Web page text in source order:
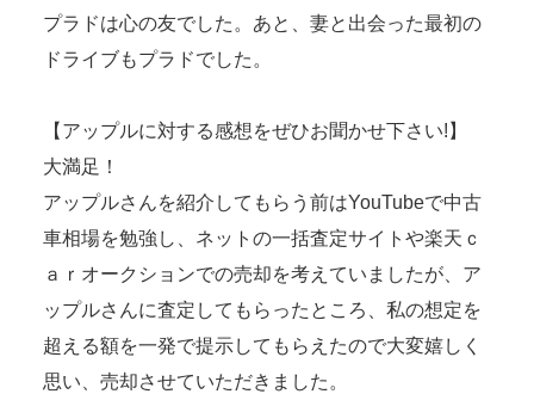
プラドは心の友でした。あと、妻と出会った最初の
ドライブもプラドでした。
【アップルに対する感想をぜひお聞かせ下さい!】
大満足！
アップルさんを紹介してもらう前はYouTubeで中古
車相場を勉強し、ネットの一括査定サイトや楽天ｃ
ａｒオークションでの売却を考えていましたが、ア
ップルさんに査定してもらったところ、私の想定を
超える額を一発で提示してもらえたので大変嬉しく
思い、売却させていただきました。